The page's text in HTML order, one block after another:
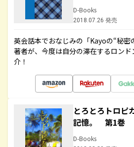
D-Books
2018.07.26 発売
英会話本でおなじみの「Kayoの“秘密
著者が、今度は自分の滞在するロン
介！
とろとろトロ
記憶。 第1巻
D-Books